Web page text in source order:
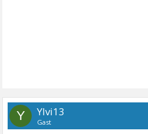
Y Ylvi13
Gast